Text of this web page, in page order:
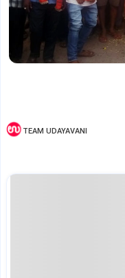
TEAM UDAYAVANI